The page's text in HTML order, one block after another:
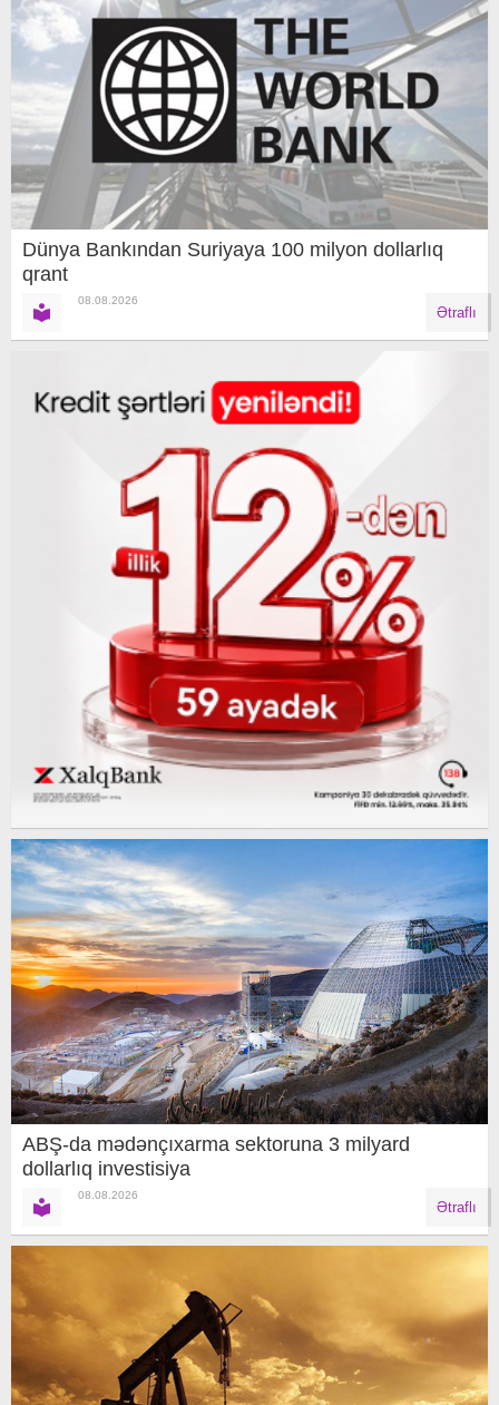
Dünya Bankından Suriyaya 100 milyon dollarlıq
qrant
08.08.2026
Ətraflı
ABŞ-da mədənçıxarma sektoruna 3 milyard
dollarlıq investisiya
08.08.2026
Ətraflı